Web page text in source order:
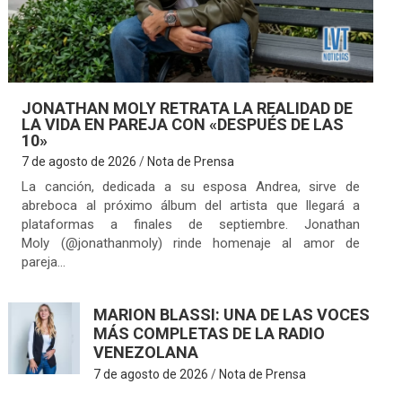
JONATHAN MOLY RETRATA LA REALIDAD DE
LA VIDA EN PAREJA CON «DESPUÉS DE LAS
10»
7 de agosto de 2026 Nota de Prensa
La canción, dedicada a su esposa Andrea, sirve de
abreboca al próximo álbum del artista que llegará a
plataformas a finales de septiembre. Jonathan
Moly (@jonathanmoly) rinde homenaje al amor de
pareja…
MARION BLASSI: UNA DE LAS VOCES
MÁS COMPLETAS DE LA RADIO
VENEZOLANA
7 de agosto de 2026 Nota de Prensa